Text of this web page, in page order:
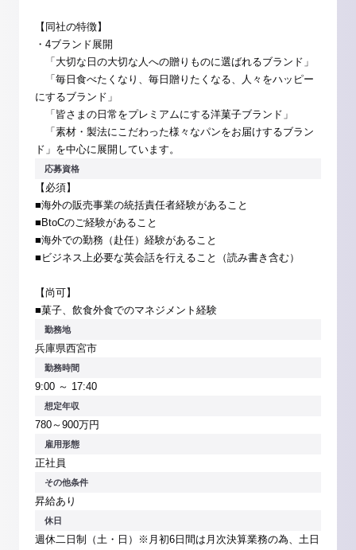
【同社の特徴】
・4ブランド展開
「大切な日の大切な人への贈りものに選ばれるブランド」
「毎日食べたくなり、毎日贈りたくなる、人々をハッピー
にするブランド」
「皆さまの日常をプレミアムにする洋菓子ブランド」
「素材・製法にこだわった様々なパンをお届けするブラン
ド」を中心に展開しています。
応募資格
【必須】
■海外の販売事業の統括責任者経験があること
■BtoCのご経験があること
■海外での勤務（赴任）経験があること
■ビジネス上必要な英会話を行えること（読み書き含む）
【尚可】
■菓子、飲食外食でのマネジメント経験
勤務地
兵庫県西宮市
勤務時間
9:00 ～ 17:40
想定年収
780～900万円
雇用形態
正社員
その他条件
昇給あり
休日
週休二日制（土・日）※月初6日間は月次決算業務の為、土日